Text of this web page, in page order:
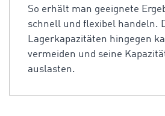
So erhält man geeignete
schnell und flexibel handeln.
Lagerkapazitäten hingegen
vermeiden und seine
auslasten.